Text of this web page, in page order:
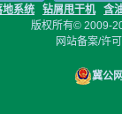
地系统 钻屑甩干机
含
版权所有© 2009-
网站备案/许
冀公